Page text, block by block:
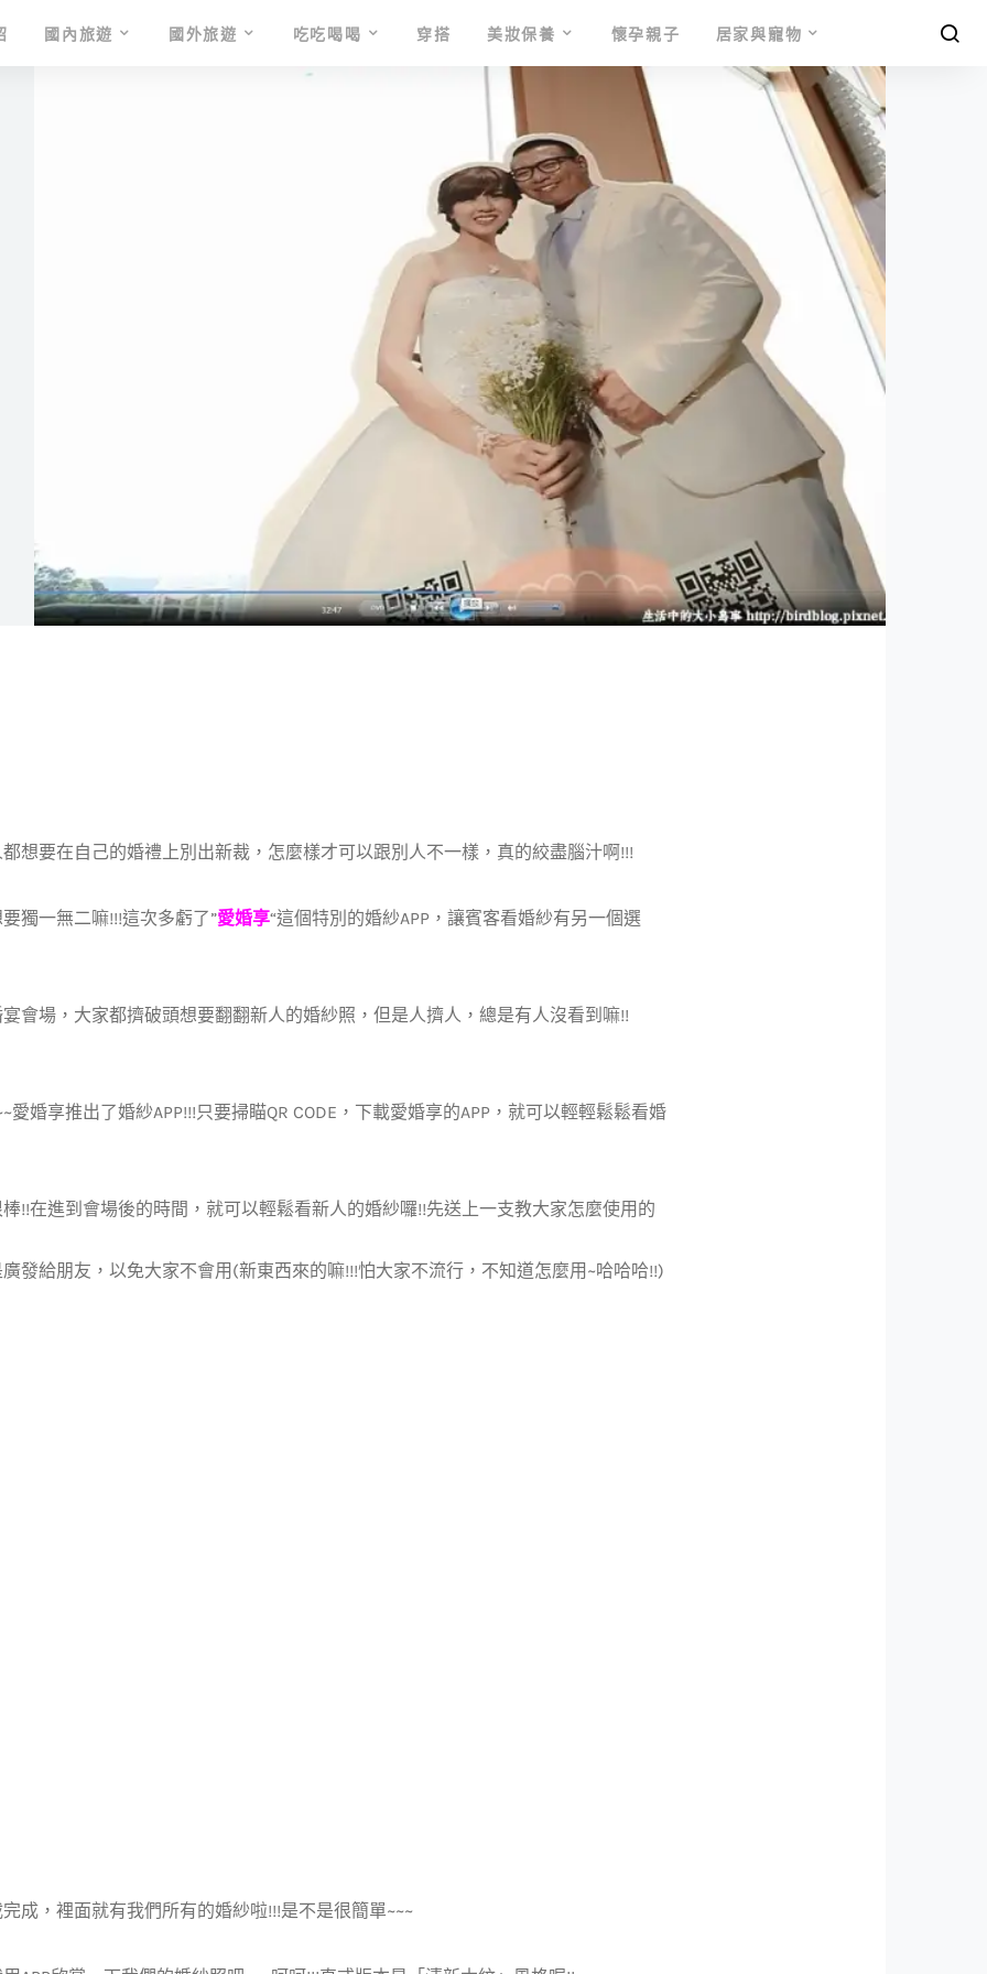
國內旅遊 國外旅遊 吃吃喝喝 穿搭 美妝保養 懷孕親子 居家與寵物
想要在自己的婚禮上別出新裁，怎麼樣才可以跟別人不一樣，真的絞盡腦汁啊!!!
獨一無二嘛!!!這次多虧了”愛婚享“這個特別的婚紗APP，讓賓客看婚紗有另一個選
會場，大家都擠破頭想要翻翻新人的婚紗照，但是人擠人，總是有人沒看到嘛!!
愛婚享推出了婚紗APP!!!只要掃瞄QR CODE，下載愛婚享的APP，就可以輕輕鬆鬆看婚
!!在進到會場後的時間，就可以輕鬆看新人的婚紗囉!!先送上一支教大家怎麼使用的
發給朋友，以免大家不會用(新東西來的嘛!!!怕大家不流行，不知道怎麼用~哈哈哈!!)
成，裡面就有我們所有的婚紗啦!!!是不是很簡單~~~